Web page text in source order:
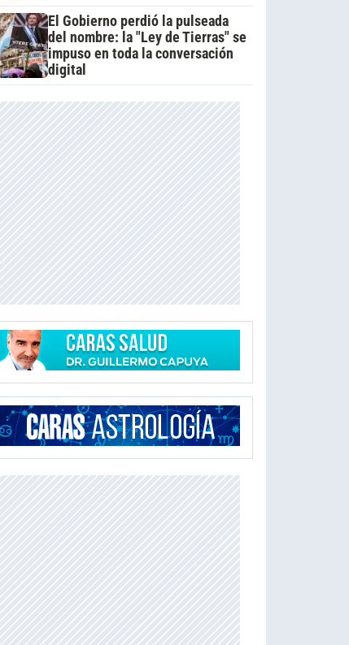
El Gobierno perdió la pulseada
del nombre: la "Ley de Tierras" se
impuso en toda la conversación
digital